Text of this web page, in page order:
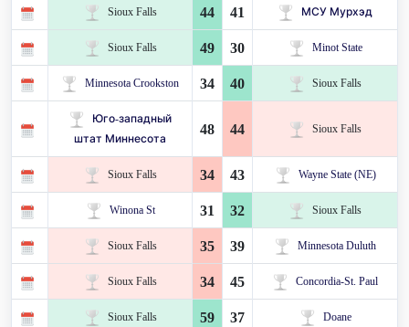
Sioux Falls 44 41 МСУ Мурхэд
Sioux Falls 49 30 Minot State
Minnesota Crookston 34 40 Sioux Falls
Юго-западный
штат Миннесота
48 44 Sioux Falls
Sioux Falls 34 43 Wayne State (NE)
Winona St 31 32 Sioux Falls
Sioux Falls 35 39 Minnesota Duluth
Sioux Falls 34 45 Concordia-St. Paul
Sioux Falls 59 37 Doane